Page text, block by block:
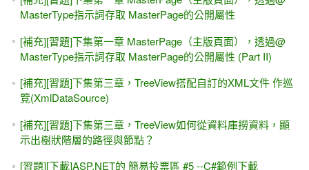
[習題]ASP.NET動態加入控制項 -- 動態加入TextBox，每寫完
一格會自動跳去(.Focus()方法)下一格
[範例下載]ASP.NET專題實務 / 博碩出版
上課軟體之安裝與下載 -- Visual Studio & SQL Server
(Express)
Button_Click事件裡面的 參數 sender，以清單控制項為例
MIS2000Lab.的「HTML5 認證考試， 從零開始」#3-- HTML
Form 網頁表單 & 網頁裡的Script程式